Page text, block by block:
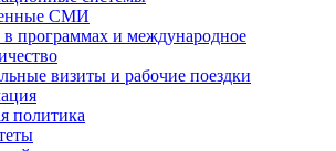
СМИ
в программах и международное
визиты и рабочие поездки
политика